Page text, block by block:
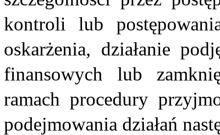
kontroli lub
oskarżenia, działanie
finansowych lub
ramach procedury
podejmowania działań